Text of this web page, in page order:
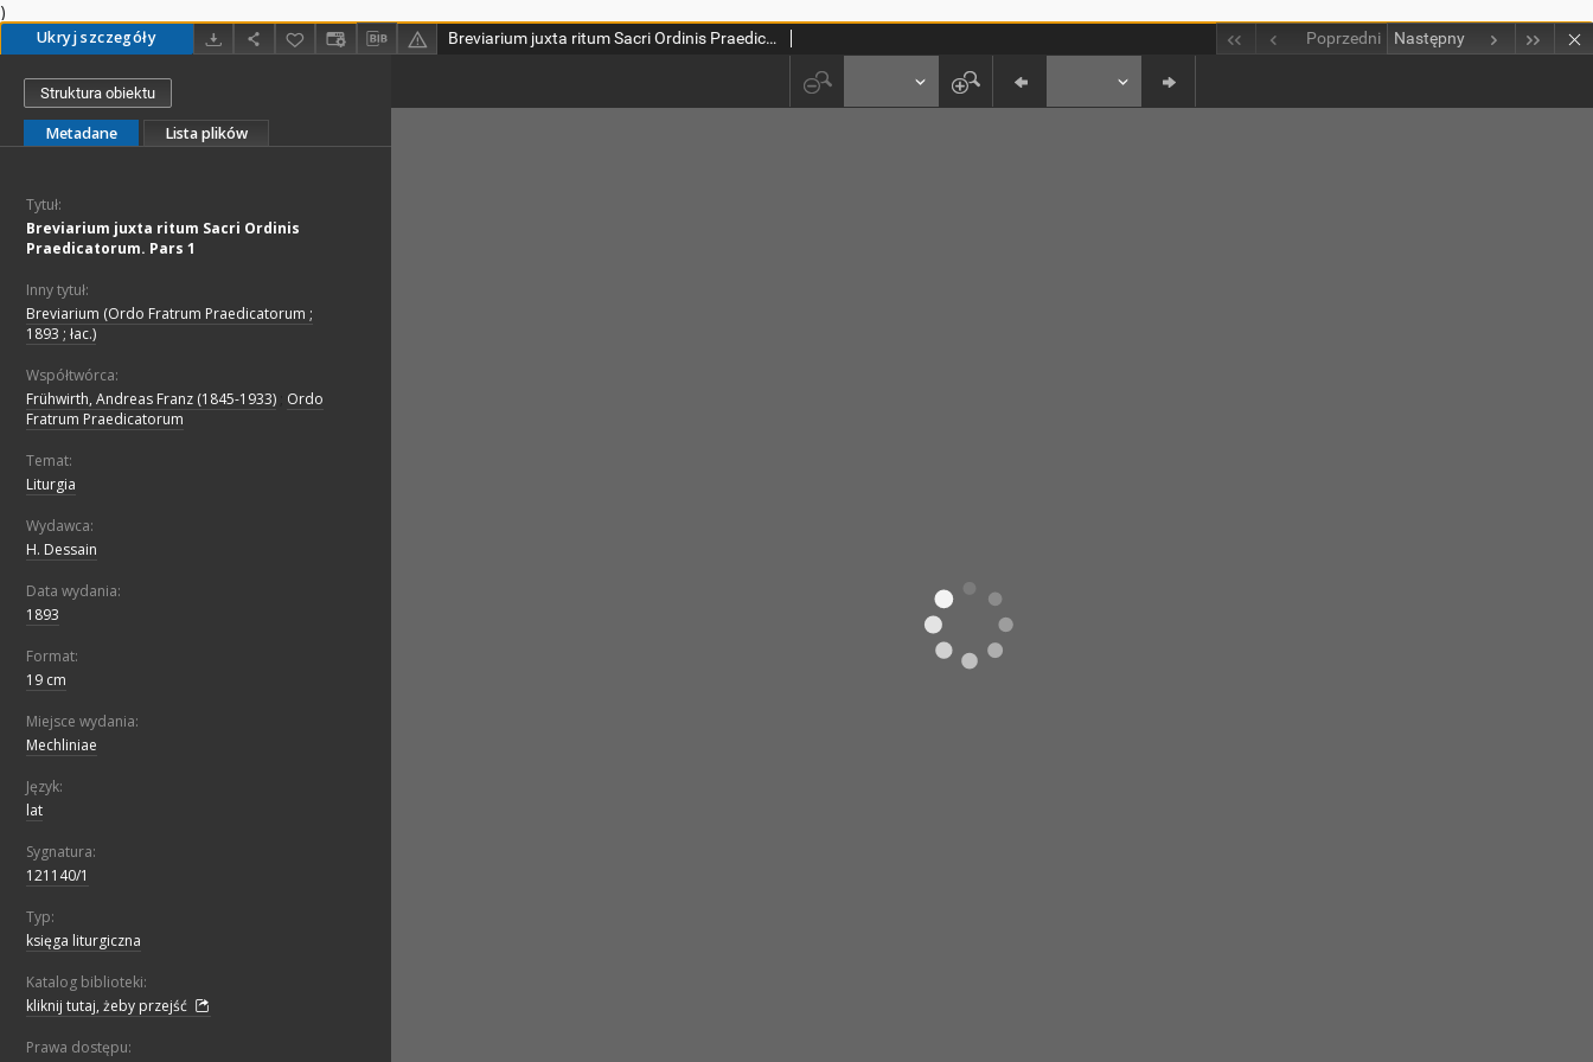
)
Ukryj szczegóły Breviarium juxta ritum Sacri Ordinis Praedicatorum. Pars 1 Poprzedni Następny
Struktura obiektu
Metadane Lista plików
Tytuł:
Breviarium juxta ritum Sacri Ordinis
Praedicatorum. Pars 1
Inny tytuł:
Breviarium (Ordo Fratrum Praedicatorum ;
1893 ; łac.)
Współtwórca:
Frühwirth, Andreas Franz (1845-1933) Ordo
Fratrum Praedicatorum
Temat:
Liturgia
Wydawca:
H. Dessain
Data wydania:
1893
Format:
19 cm
Miejsce wydania:
Mechliniae
Język:
lat
Sygnatura:
121140/1
Typ:
księga liturgiczna
Katalog biblioteki:
kliknij tutaj, żeby przejść
Prawa dostępu: